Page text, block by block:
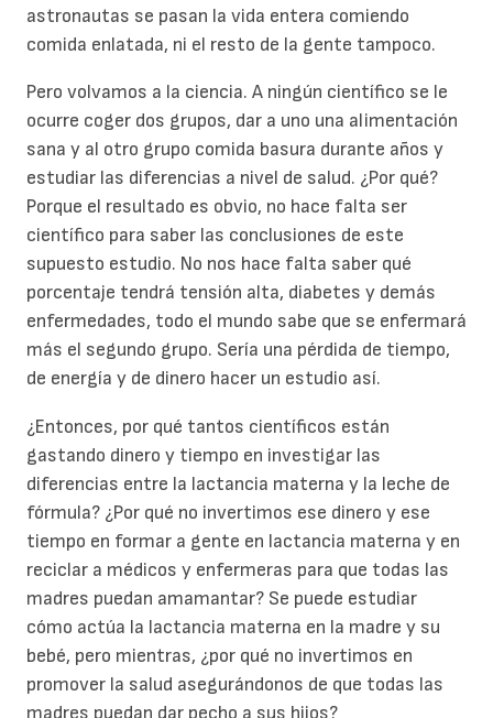
astronautas se pasan la vida entera comiendo
comida enlatada, ni el resto de la gente tampoco.
Pero volvamos a la ciencia. A ningún científico se le
ocurre coger dos grupos, dar a uno una alimentación
sana y al otro grupo comida basura durante años y
estudiar las diferencias a nivel de salud. ¿Por qué?
Porque el resultado es obvio, no hace falta ser
científico para saber las conclusiones de este
supuesto estudio. No nos hace falta saber qué
porcentaje tendrá tensión alta, diabetes y demás
enfermedades, todo el mundo sabe que se enfermará
más el segundo grupo. Sería una pérdida de tiempo,
de energía y de dinero hacer un estudio así.
¿Entonces, por qué tantos científicos están
gastando dinero y tiempo en investigar las
diferencias entre la lactancia materna y la leche de
fórmula? ¿Por qué no invertimos ese dinero y ese
tiempo en formar a gente en lactancia materna y en
reciclar a médicos y enfermeras para que todas las
madres puedan amamantar? Se puede estudiar
cómo actúa la lactancia materna en la madre y su
bebé, pero mientras, ¿por qué no invertimos en
promover la salud asegurándonos de que todas las
madres puedan dar pecho a sus hijos?